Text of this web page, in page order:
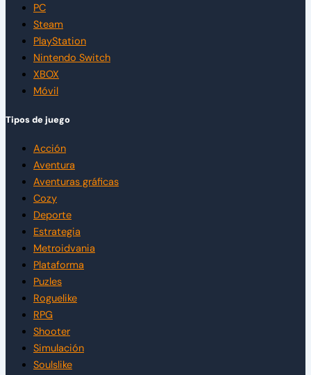
PC
Steam
PlayStation
Nintendo Switch
XBOX
Móvil
Tipos de juego
Acción
Aventura
Aventuras gráficas
Cozy
Deporte
Estrategia
Metroidvania
Plataforma
Puzles
Roguelike
RPG
Shooter
Simulación
Soulslike